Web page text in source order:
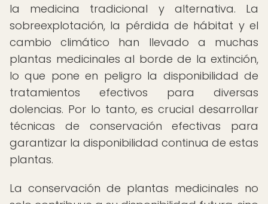
la medicina tradicional y alternativa. La
sobreexplotación, la pérdida de hábitat y el
cambio climático han llevado a muchas
plantas medicinales al borde de la extinción,
lo que pone en peligro la disponibilidad de
tratamientos efectivos para diversas
dolencias. Por lo tanto, es crucial desarrollar
técnicas de conservación efectivas para
garantizar la disponibilidad continua de estas
plantas.
La conservación de plantas medicinales no